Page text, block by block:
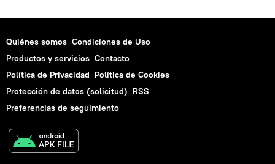
Quiénes somos Condiciones de Uso
Productos y servicios Contacto
Política de Privacidad Politica de Cookies
Protección de datos (solicitud) RSS
Preferencias de seguimiento